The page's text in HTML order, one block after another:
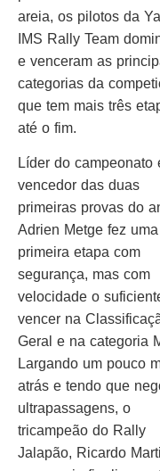
areia, os pilotos da
IMS Rally Team
e venceram as
categorias da
que tem mais três
até o fim.
Líder do campeonato
vencedor das duas
primeiras provas do
Adrien Metge fez uma
primeira etapa com
segurança, mas com
velocidade o
vencer na
Geral e na categoria
Largando um pouco
atrás e tendo que
ultrapassagens, o
tricampeão do Rally
Jalapão, Ricardo